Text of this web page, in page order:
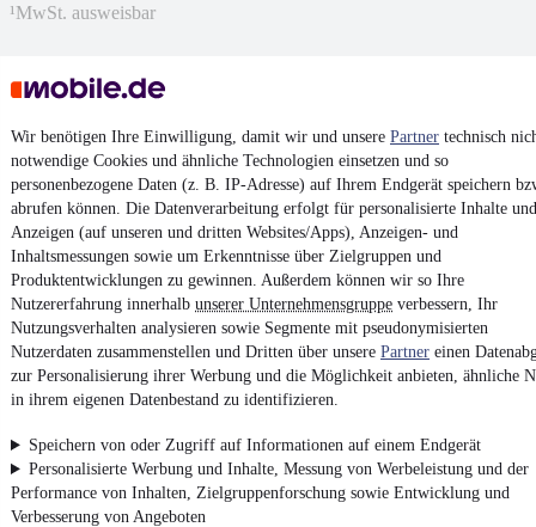
Wir benötigen Ihre Einwilligung, damit wir und unsere Partner technisch
notwendige Cookies und ähnliche Technologien einsetzen und so
personenbezogene Daten (z. B. IP-Adresse) auf Ihrem Endgerät speichern
abrufen können. Die Datenverarbeitung erfolgt für personalisierte Inhalte und
Anzeigen (auf unseren und dritten Websites/Apps), Anzeigen- und
Inhaltsmessungen sowie um Erkenntnisse über Zielgruppen und
Produktentwicklungen zu gewinnen. Außerdem können wir so Ihre
Nutzererfahrung innerhalb unserer Unternehmensgruppe verbessern, Ihr
Nutzungsverhalten analysieren sowie Segmente mit pseudonymisierten
Nutzerdaten zusammenstellen und Dritten über unsere Partner einen
zur Personalisierung ihrer Werbung und die Möglichkeit anbieten, ähnliche
in ihrem eigenen Datenbestand zu identifizieren.
Speichern von oder Zugriff auf Informationen auf einem Endgerät
Personalisierte Werbung und Inhalte, Messung von Werbeleistung und der
Performance von Inhalten, Zielgruppenforschung sowie Entwicklung und
Verbesserung von Angeboten
¹MwSt. ausweisbar
4.6 Sterne
Nutze mobile.de schnell und einfach
App installieren
Impressum
AGB
Vertrag widerrufen
Datenschutz
Datenschutzeinstellungen
Erklärung zur Barrierefreiheit
Report Security Vulnerability (English)